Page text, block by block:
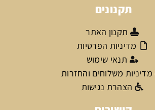
תקנונים
תקנון האתר
מדיניות הפרטיות
תנאי שימוש
מדיניות משלוחים והחזרות
הצהרת נגישות